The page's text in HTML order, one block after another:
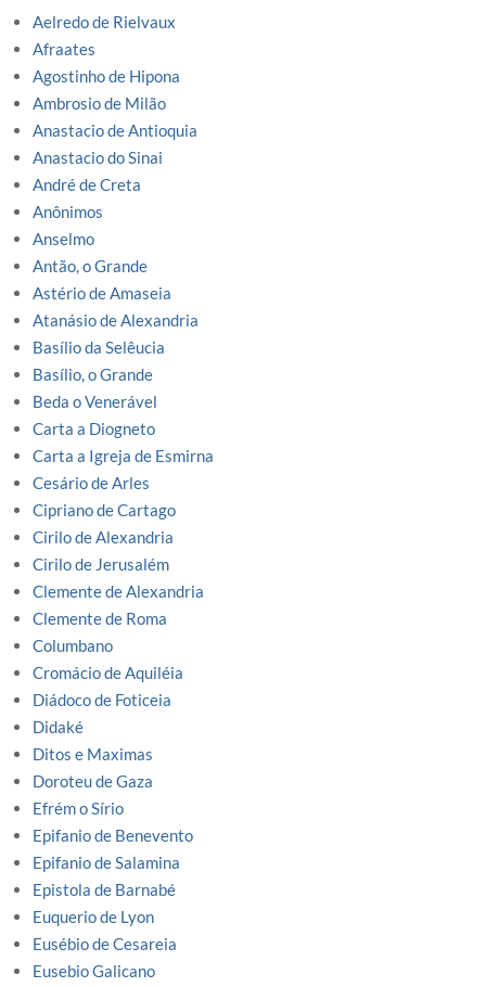
Aelredo de Rielvaux
Afraates
Agostinho de Hipona
Ambrosio de Milão
Anastacio de Antioquia
Anastacio do Sinai
André de Creta
Anônimos
Anselmo
Antão, o Grande
Astério de Amaseia
Atanásio de Alexandria
Basílio da Selêucia
Basílio, o Grande
Beda o Venerável
Carta a Diogneto
Carta a Igreja de Esmirna
Cesário de Arles
Cipriano de Cartago
Cirilo de Alexandria
Cirilo de Jerusalém
Clemente de Alexandria
Clemente de Roma
Columbano
Cromácio de Aquiléia
Diádoco de Foticeia
Didaké
Ditos e Maximas
Doroteu de Gaza
Efrém o Sírio
Epifanio de Benevento
Epifanio de Salamina
Epistola de Barnabé
Euquerio de Lyon
Eusébio de Cesareia
Eusebio Galicano